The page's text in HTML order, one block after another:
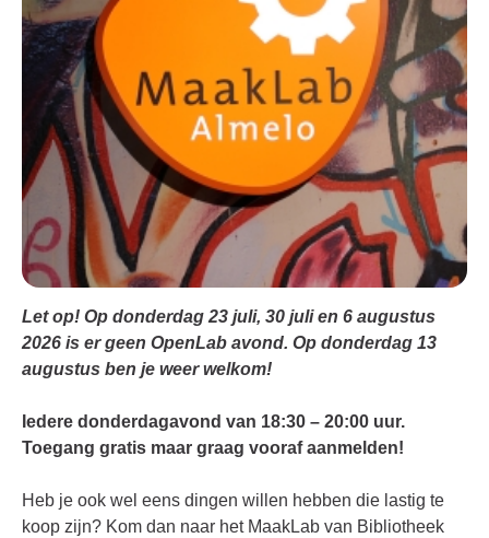
Let op! Op donderdag 23 juli, 30 juli en 6 augustus
2026 is er geen OpenLab avond. Op donderdag 13
augustus ben je weer welkom!
Iedere donderdagavond van 18:30 – 20:00 uur.
Toegang gratis maar graag vooraf aanmelden!
Heb je ook wel eens dingen willen hebben die lastig te
koop zijn? Kom dan naar het MaakLab van Bibliotheek